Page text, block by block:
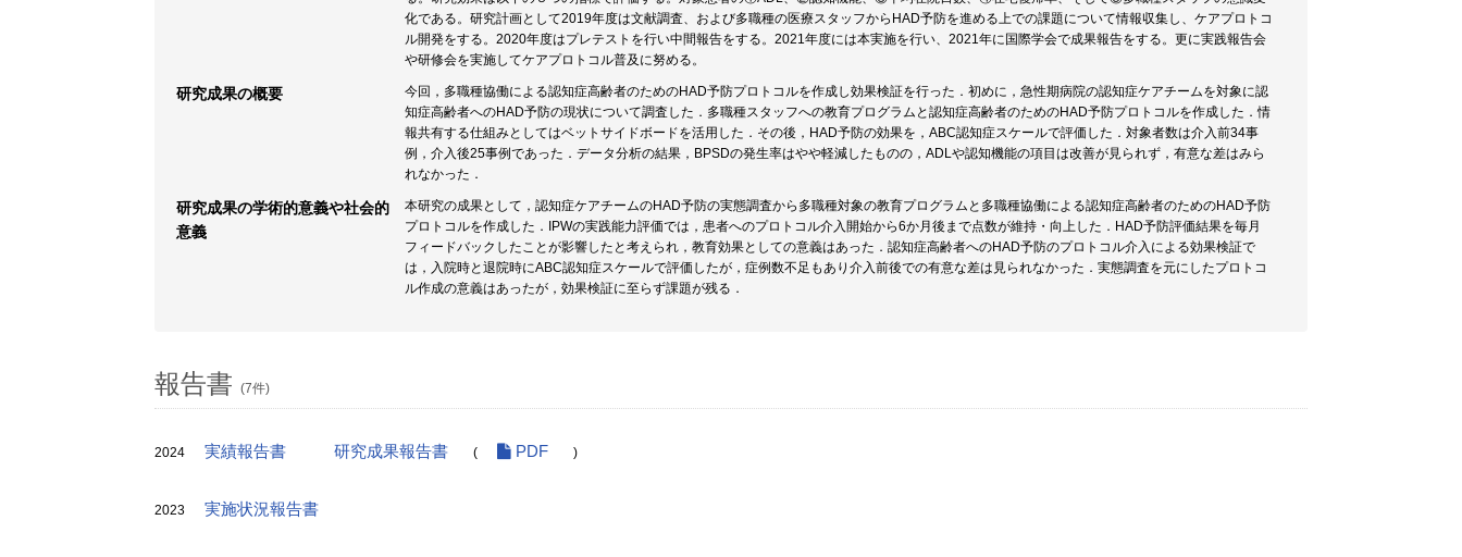
化である。研究計画として2019年度は文献調査、および多職種の医療スタッフからHAD予防を進める上での課題について情報収集し、ケアプロトコ
ル開発をする。2020年度はプレテストを行い中間報告をする。2021年度には本実施を行い、2021年に国際学会で成果報告をする。更に実践報告会
や研修会を実施してケアプロトコル普及に努める。
研究成果の概要
今回，多職種協働による認知症高齢者のためのHAD予防プロトコルを作成し効果検証を行った．初めに，急性期病院の認知症ケアチームを対象に認
知症高齢者へのHAD予防の現状について調査した．多職種スタッフへの教育プログラムと認知症高齢者のためのHAD予防プロトコルを作成した．情
報共有する仕組みとしてはベットサイドボードを活用した．その後，HAD予防の効果を，ABC認知症スケールで評価した．対象者数は介入前34事
例，介入後25事例であった．データ分析の結果，BPSDの発生率はやや軽減したものの，ADLや認知機能の項目は改善が見られず，有意な差はみら
れなかった．
研究成果の学術的意義や社会的
意義
本研究の成果として，認知症ケアチームのHAD予防の実態調査から多職種対象の教育プログラムと多職種協働による認知症高齢者のためのHAD予防
プロトコルを作成した．IPWの実践能力評価では，患者へのプロトコル介入開始から6か月後まで点数が維持・向上した．HAD予防評価結果を毎月
フィードバックしたことが影響したと考えられ，教育効果としての意義はあった．認知症高齢者へのHAD予防のプロトコル介入による効果検証で
は，入院時と退院時にABC認知症スケールで評価したが，症例数不足もあり介入前後での有意な差は見られなかった．実態調査を元にしたプロトコ
ル作成の意義はあったが，効果検証に至らず課題が残る．
報告書 (7件)
2024 実績報告書 研究成果報告書 ( PDF )
2023 実施状況報告書